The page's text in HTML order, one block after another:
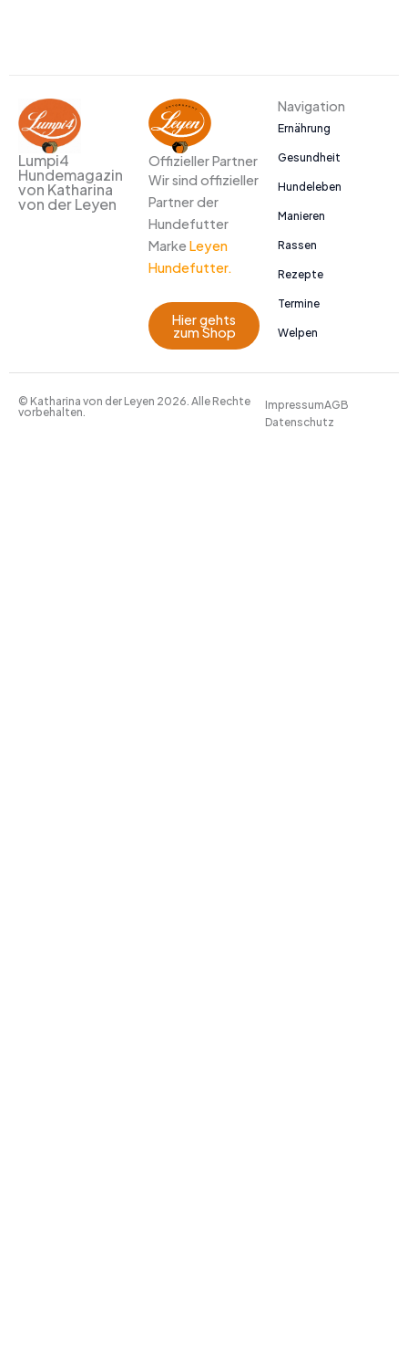
Lumpi4
Hundemagazin
von Katharina
von der Leyen
Offizieller Partner
Wir sind offizieller
Partner der
Hundefutter
Marke Leyen
Hundefutter.
Hier gehts
zum Shop
Navigation
Ernährung
Gesundheit
Hundeleben
Manieren
Rassen
Rezepte
Termine
Welpen
© Katharina von der Leyen 2026. Alle Rechte
vorbehalten.
ImpressumAGB
Datenschutz